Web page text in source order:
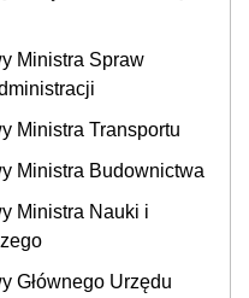
Ministra Spraw
Ministra Transportu
Ministra Budownictwa
Ministra Nauki i
Głównego Urzędu